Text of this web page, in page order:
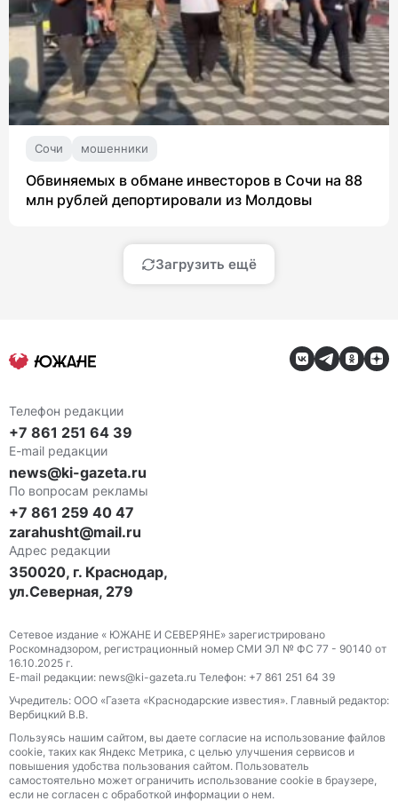
Сочи мошенники
Обвиняемых в обмане инвесторов в Сочи на 88
млн рублей депортировали из Молдовы
Загрузить ещё
Телефон редакции
+7 861 251 64 39
E-mail редакции
news@ki-gazeta.ru
По вопросам рекламы
+7 861 259 40 47
zarahusht@mail.ru
Адрес редакции
350020, г. Краснодар,
ул.Северная, 279
Сетевое издание « ЮЖАНЕ И СЕВЕРЯНЕ» зарегистрировано
Роскомнадзором, регистрационный номер СМИ ЭЛ № ФС 77 - 90140 от
16.10.2025 г.
E-mail редакции: news@ki-gazeta.ru Телефон: +7 861 251 64 39
Учредитель: ООО «Газета «Краснодарские известия». Главный редактор:
Вербицкий В.В.
Пользуясь нашим сайтом, вы даете согласие на использование файлов
сооkіе, таких как Яндекс Метрика, с целью улучшения сервисов и
повышения удобства пользования сайтом. Пользователь
самостоятельно может ограничить использование сооkіе в браузере,
если не согласен с обработкой информации о нем.